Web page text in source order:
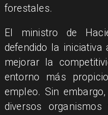
forestales.
El ministro de
defendido la iniciativa
mejorar la
entorno más
empleo. Sin
diversos